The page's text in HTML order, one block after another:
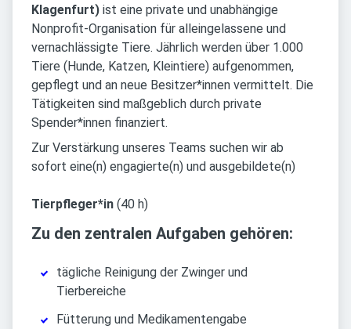
Klagenfurt) ist eine private und unabhängige
Nonprofit-Organisation für alleingelassene und
vernachlässigte Tiere. Jährlich werden über 1.000
Tiere (Hunde, Katzen, Kleintiere) aufgenommen,
gepflegt und an neue Besitzer*innen vermittelt. Die
Tätigkeiten sind maßgeblich durch private
Spender*innen finanziert.
Zur Verstärkung unseres Teams suchen wir ab
sofort eine(n) engagierte(n) und ausgebildete(n)
Tierpfleger*in (40 h)
Zu den zentralen Aufgaben gehören:
tägliche Reinigung der Zwinger und
Tierbereiche
Fütterung und Medikamentengabe